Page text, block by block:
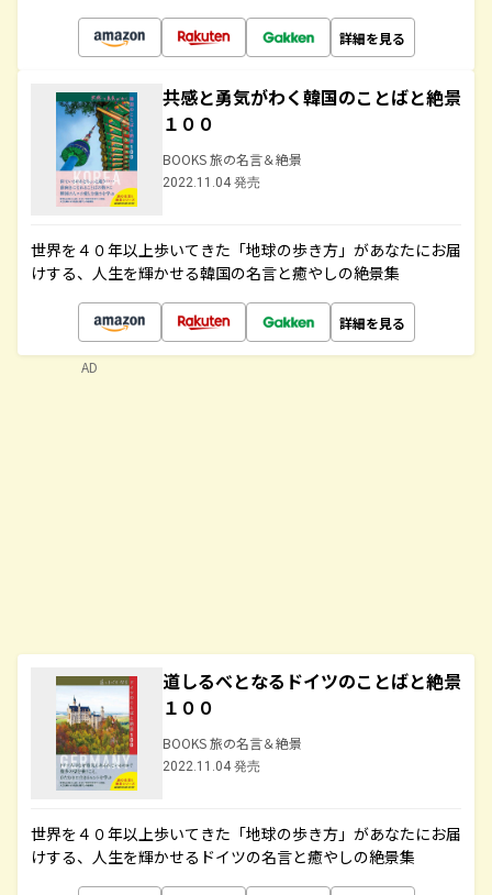
詳細を見る
共感と勇気がわく韓国のことばと絶景
１００
BOOKS 旅の名言＆絶景
2022.11.04 発売
世界を４０年以上歩いてきた「地球の歩き方」があなたにお届
けする、人生を輝かせる韓国の名言と癒やしの絶景集
詳細を見る
道しるべとなるドイツのことばと絶景
１００
BOOKS 旅の名言＆絶景
2022.11.04 発売
世界を４０年以上歩いてきた「地球の歩き方」があなたにお届
けする、人生を輝かせるドイツの名言と癒やしの絶景集
AD